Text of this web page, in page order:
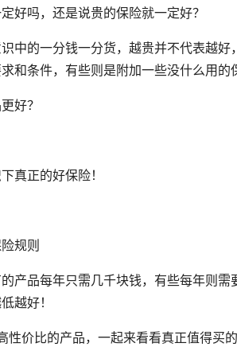
好吗，还是说贵的保险就一定好？
中的一分钱一分货，越贵并不代表越
和条件，有些则是附加一些没什么用的
好？
真正的好保险！
规则
产品每年只需几千块钱，有些每年则
越好！
性价比的产品，一起来看看真正值得买